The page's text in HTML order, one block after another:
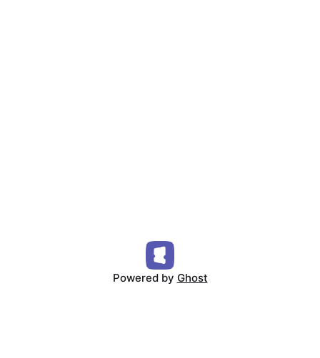
Powered by Ghost